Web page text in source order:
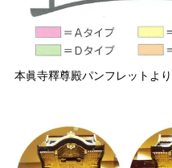
本眞寺釋尊殿パンフレットより